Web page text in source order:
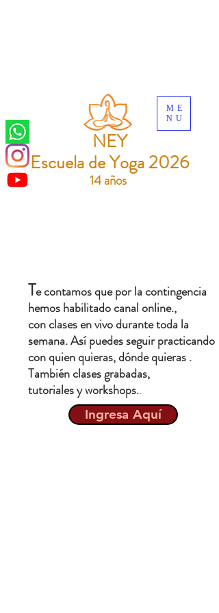
NEY
Escuela de Yoga 2026
ME
NU
14 años
Te contamos que por la contingencia
hemos habilitado canal online.,
con clases en vivo durante toda la
semana. Así puedes seguir practicando
con quien quieras, dónde quieras .
También clases grabadas,
tutoriales y workshops..
Ingresa Aquí